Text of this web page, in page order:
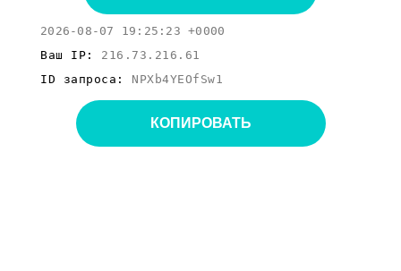
2026-08-07 19:25:23 +0000
Ваш IP: 216.73.216.61
ID запроса: NPXb4YEOfSw1
КОПИРОВАТЬ